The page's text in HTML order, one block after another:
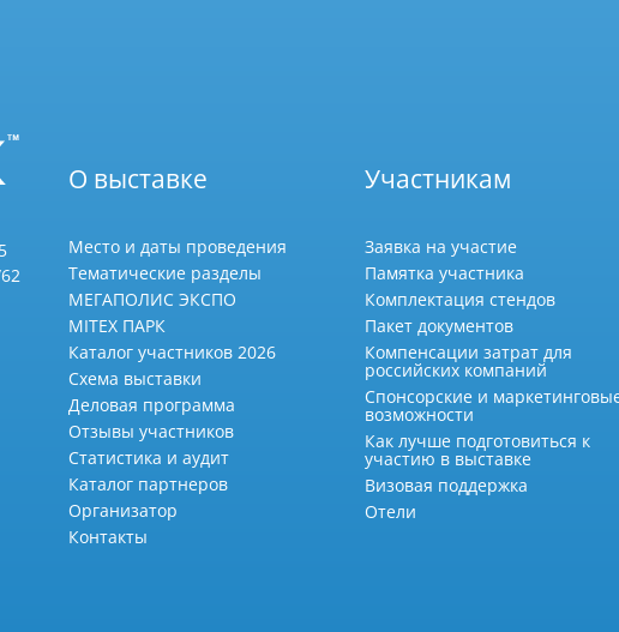
О выставке
Место и даты проведения
Тематические разделы
МЕГАПОЛИС ЭКСПО
MITEX ПАРК
Каталог участников 2026
Схема выставки
Деловая программа
Отзывы участников
Статистика и аудит
Каталог партнеров
Организатор
Контакты
Участникам
Заявка на участие
Памятка участника
Комплектация стендов
Пакет документов
Компенсации затрат для
российских компаний
Спонсорские и
возможности
Как лучше подготовиться к
участию в выставке
Визовая поддержка
Отели